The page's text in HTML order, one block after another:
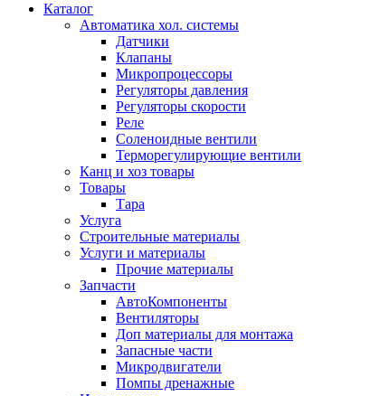
Каталог
Автоматика хол. системы
Датчики
Клапаны
Микропроцессоры
Регуляторы давления
Регуляторы скорости
Реле
Соленоидные вентили
Терморегулирующие вентили
Канц и хоз товары
Товары
Тара
Услуга
Строительные материалы
Услуги и материалы
Прочие материалы
Запчасти
АвтоКомпоненты
Вентиляторы
Доп материалы для монтажа
Запасные части
Микродвигатели
Помпы дренажные